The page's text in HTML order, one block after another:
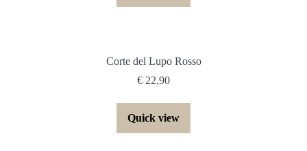
Corte del Lupo Rosso
€ 22,90
Quick view